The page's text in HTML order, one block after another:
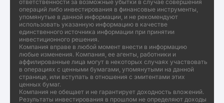
ответственности за возможные убытки в случае совершения
операций либо инвестирования в финансовые инструменты,
упомянутые в данной информации, и не рекомендуют
использовать указанную информацию в качестве
единственного источника информации при принятии
инвестиционного решения.
Компания вправе в любой момент внести в информацию
любые изменения. Компания, ее агенты, работники и
аффилированные лица могут в некоторых случаях участвовать
в операциях с ценными бумагами, упомянутыми на данной
странице, или вступать в отношения с эмитентами этих
ценных бумаг.
Компания не обещает и не гарантирует доходность вложений.
Результаты инвестирования в прошлом не определяют доходы